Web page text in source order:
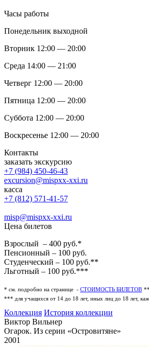
Часы работы
Понедельник выходной
Вторник 12:00 — 20:00
Среда 14:00 — 21:00
Четверг 12:00 — 20:00
Пятница 12:00 — 20:00
Суббота 12:00 — 20:00
Воскресенье 12:00 — 20:00
Контакты
заказать экскурсию
+7 (984) 450-46-43
excursion@mispxx-xxi.ru
касса
+7 (812) 571-41-57
misp@mispxx-xxi.ru
Цена билетов
Взрослый – 400 руб.*
Пенсионный – 100 руб.
Студенческий – 100 руб.**
Льготный – 100 руб.***
* см. подробно на странице - СТОИМОСТЬ БИЛЕТОВ **
*** для учащихся от 14 до 18 лет, иных лиц до 18 лет,
Коллекция История коллекции
Виктор Вильнер
Огарок. Из серии «Островитяне»
2001